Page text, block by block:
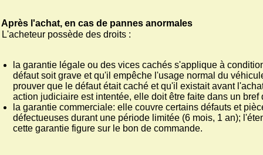
Après l'achat, en cas de pannes anormales
L'acheteur possède des droits :
la garantie légale ou des vices cachés s'applique à
défaut soit grave et qu'il empêche l'usage normal du
prouver que le défaut était caché et qu'il existait avant
action judiciaire est intentée, elle doit être faite dans un bref
la garantie commerciale: elle couvre certains défauts et
défectueuses durant une période limitée (6 mois, 1 an);
cette garantie figure sur le bon de commande.